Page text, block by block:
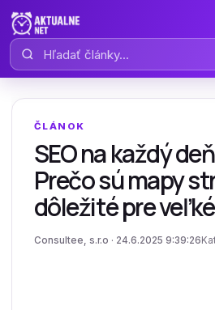
Hľadať články
ČLÁNOK
SEO na každý
Prečo sú mapy
dôležité pre
Consultee, s.r.o · 24.6.2025 9:39:26